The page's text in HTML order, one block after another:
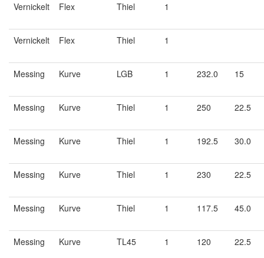
Vernickelt Flex Thiel 1
Vernickelt Flex Thiel 1
Messing Kurve LGB 1 232.0 15
Messing Kurve Thiel 1 250 22.5
Messing Kurve Thiel 1 192.5 30.0
Messing Kurve Thiel 1 230 22.5
Messing Kurve Thiel 1 117.5 45.0
Messing Kurve TL45 1 120 22.5